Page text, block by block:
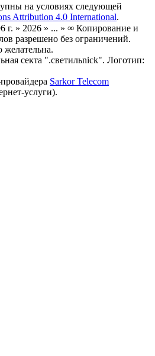
на условиях следующей
Attribution 4.0 International.
г. » 2026 » ... » ∞ Копирование и
разрешено без ограничений.
желательна.
секта ".светильnick". Логотип:
Sarkor Telecom
услуги).